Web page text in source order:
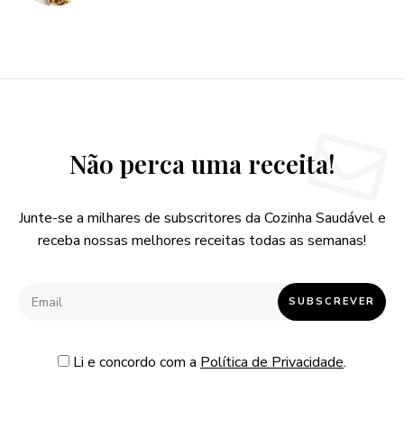
Não perca uma receita!
Junte-se a milhares de subscritores da Cozinha Saudável e
receba nossas melhores receitas todas as semanas!
Li e concordo com a Política de Privacidade.